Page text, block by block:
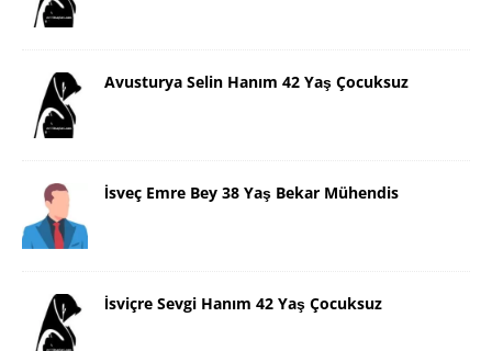
Avusturya Selin Hanım 42 Yaş Çocuksuz
İsveç Emre Bey 38 Yaş Bekar Mühendis
İsviçre Sevgi Hanım 42 Yaş Çocuksuz